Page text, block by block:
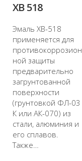
ХВ 518
Эмаль ХВ-518
применяется для
противокоррозион
ной защиты
предварительно
загрунтованной
поверхности
(грунтовкой ФЛ-03
К или АК-070) из
стали, алюминия и
его сплавов.
Также…